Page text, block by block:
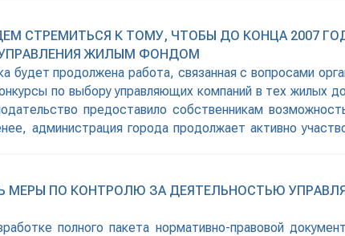
СТРЕМИТЬСЯ К ТОМУ, ЧТОБЫ ДО КОНЦА 2007
ЖИЛЫМ ФОНДОМ
продолжена работа, связанная с вопросами
по выбору управляющих компаний в тех жилых
предоставило собственникам
администрация города продолжает активно
МЕРЫ ПО КОНТРОЛЮ ЗА ДЕЯТЕЛЬНОСТЬЮ
полного пакета нормативно-правовой